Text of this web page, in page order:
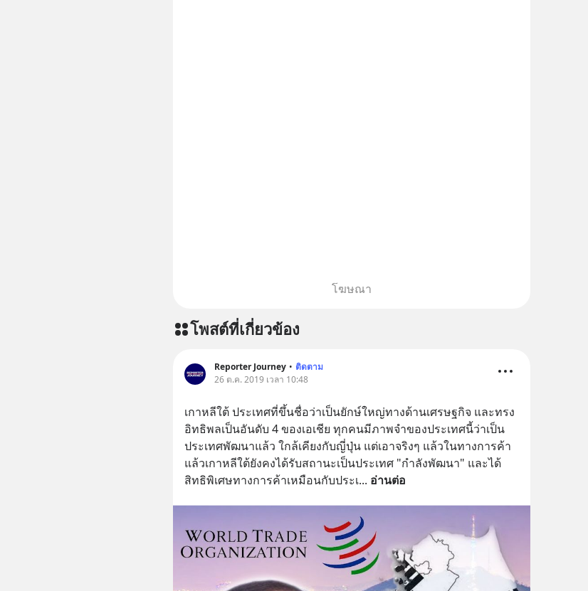
โฆษณา
โพสต์ที่เกี่ยวข้อง
Reporter Journey • ติดตาม
26 ต.ค. 2019 เวลา 10:48
เกาหลีใต้ ประเทศที่ขึ้นชื่อว่าเป็นยักษ์ใหญ่ทางด้านเศรษฐกิจ และทรง
อิทธิพลเป็นอันดับ 4 ของเอเชีย ทุกคนมีภาพจำของประเทศนี้ว่าเป็น
ประเทศพัฒนาแล้ว ใกล้เคียงกับญี่ปุ่น แต่เอาจริงๆ แล้วในทางการค้า
แล้วเกาหลีใต้ยังคงได้รับสถานะเป็นประเทศ "กำลังพัฒนา" และได้
สิทธิพิเศษทางการค้าเหมือนกับประเ... อ่านต่อ